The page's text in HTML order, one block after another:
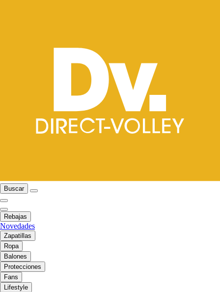
Buscar
Rebajas
Novedades
Zapatillas
Ropa
Balones
Protecciones
Fans
Lifestyle